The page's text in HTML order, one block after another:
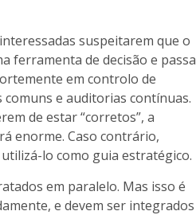
suspeitarem que o
ferramenta de decisão e passa
em controlo de
e auditorias contínuas.
de estar “corretos”, a
enorme. Caso contrário,
lo como guia estratégico.
em paralelo. Mas isso é
e devem ser integrados